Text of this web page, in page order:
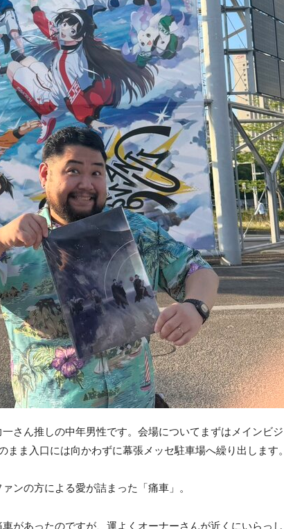
さん推しの中年男性です。会場についてまずはメインビジ
まま入口には向かわずに幕張メッセ駐車場へ繰り出します。
ンの方による愛が詰まった「痛車」。
があったのですが、運よくオーナーさんが近くにいらっし